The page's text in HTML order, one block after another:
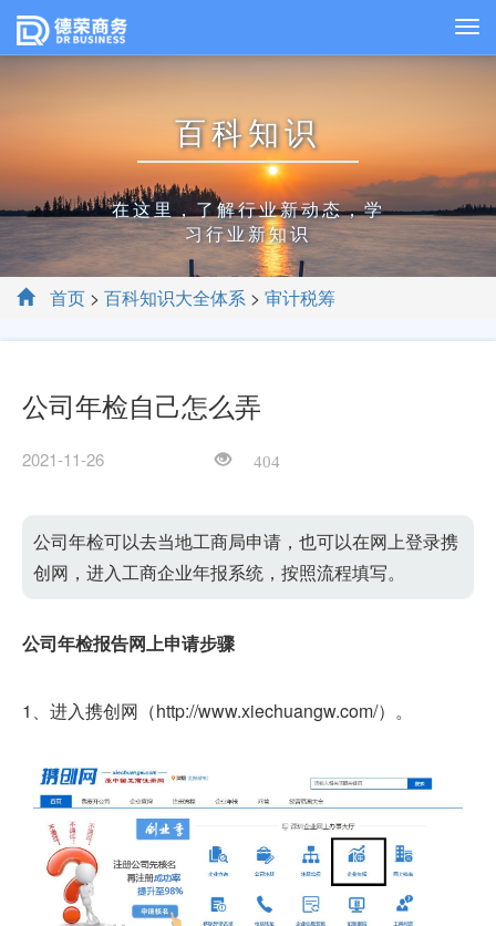
百科知识
在这里，了解行业新动态，学
习行业新知识
首页 > 百科知识大全体系 > 审计税筹
公司年检自己怎么弄
2021-11-26 404
公司年检可以去当地工商局申请，也可以在网上登录携
创网，进入工商企业年报系统，按照流程填写。
公司年检报告网上申请步骤
1、进入携创网（http://www.xiechuangw.com/）。